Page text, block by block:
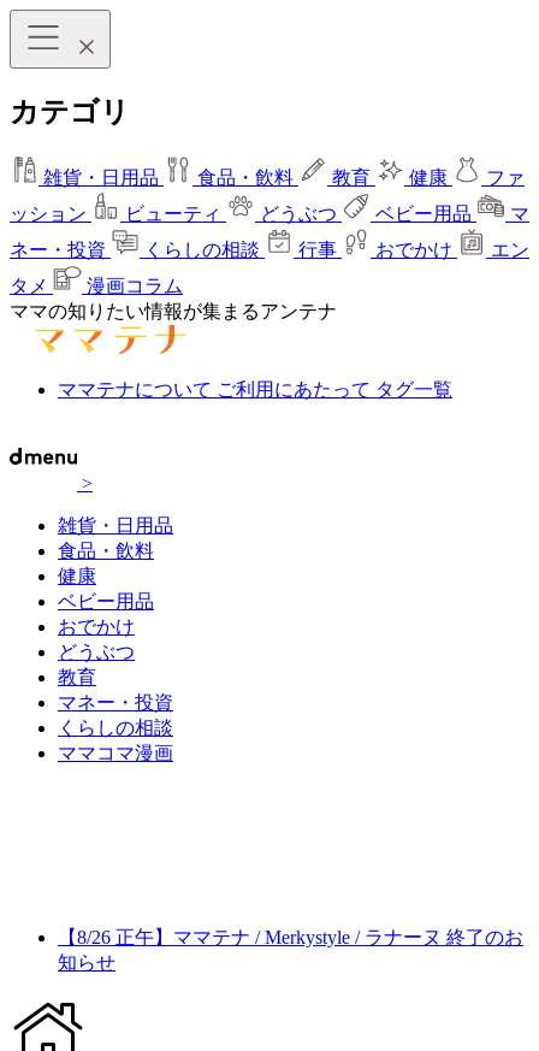
カテゴリ
雑貨・日用品 食品・飲料 教育 健康
ファ
ッション
ビューティ どうぶつ ベビー用品
マ
ネー・投資
くらしの相談 行事 おでかけ
エン
タメ
漫画コラム
ママの知りたい情報が集まるアンテナ
ママテナについて ご利用にあたって タグ一覧
>
雑貨・日用品
食品・飲料
健康
ベビー用品
おでかけ
どうぶつ
教育
マネー・投資
くらしの相談
ママコマ漫画
【8/26 正午】ママテナ / Merkystyle / ラナーヌ 終了のお
知らせ